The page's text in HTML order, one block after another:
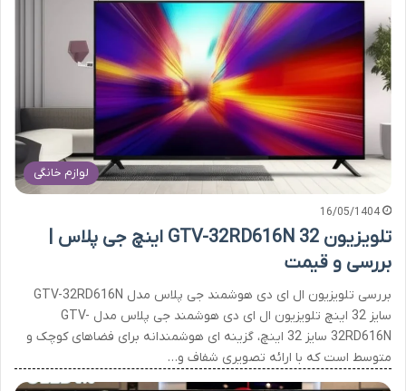
لوازم خانگی
16/05/1404
تلویزیون GTV-32RD616N 32 اینچ جی پلاس |
بررسی و قیمت
بررسی تلویزیون ال ای دی هوشمند جی پلاس مدل GTV-32RD616N
سایز 32 اینچ تلویزیون ال ای دی هوشمند جی پلاس مدل GTV-
32RD616N سایز 32 اینچ، گزینه ای هوشمندانه برای فضاهای کوچک و
متوسط است که با ارائه تصویری شفاف و…